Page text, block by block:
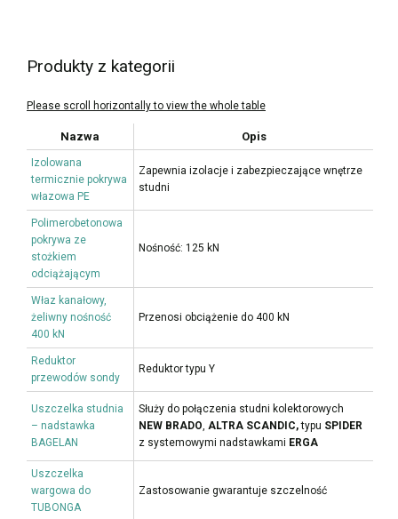
Produkty z kategorii
Nazwa Opis
Izolowana
termicznie pokrywa
włazowa PE
Zapewnia izolacje i zabezpieczające wnętrze
studni
Polimerobetonowa
pokrywa ze
stożkiem
odciążającym
Nośność: 125 kN
Właz kanałowy,
żeliwny nośność
400 kN
Przenosi obciążenie do 400 kN
Reduktor
przewodów sondy
Reduktor typu Y
Uszczelka studnia
– nadstawka
BAGELAN
Służy do połączenia studni kolektorowych
NEW BRADO, ALTRA SCANDIC,typu SPIDER
z systemowymi nadstawkami ERGA
Uszczelka
wargowa do
TUBONGA
Zastosowanie gwarantuje szczelność